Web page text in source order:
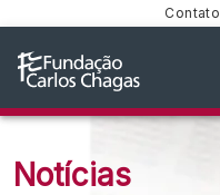
Contato
Notícias